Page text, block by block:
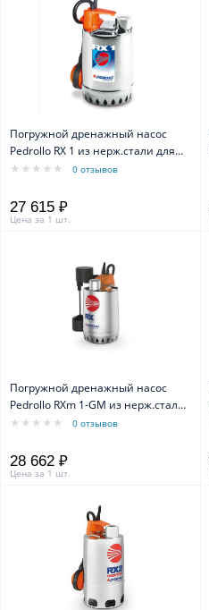
Погружной дренажный насос
Pedrollo RX 1 из нерж.стали для
пресной воды каб.5м
0 отзывов
27 615 ₽
Цена за 1 шт.
Погружной дренажный насос
Pedrollo RXm 1-GM из нерж.стали
с магнитным поплавком каб. 5м
0 отзывов
28 662 ₽
Цена за 1 шт.